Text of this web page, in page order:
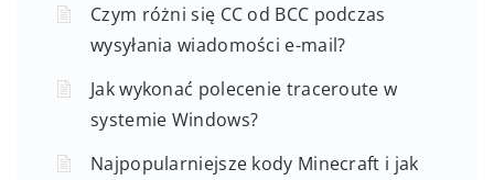
Czym różni się CC od BCC podczas
wysyłania wiadomości e-mail?
Jak wykonać polecenie traceroute w
systemie Windows?
Najpopularniejsze kody Minecraft i jak